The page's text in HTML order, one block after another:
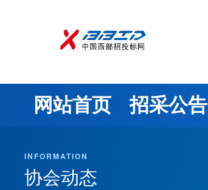
网站首页 招采公告
INFORMATION
协会动态